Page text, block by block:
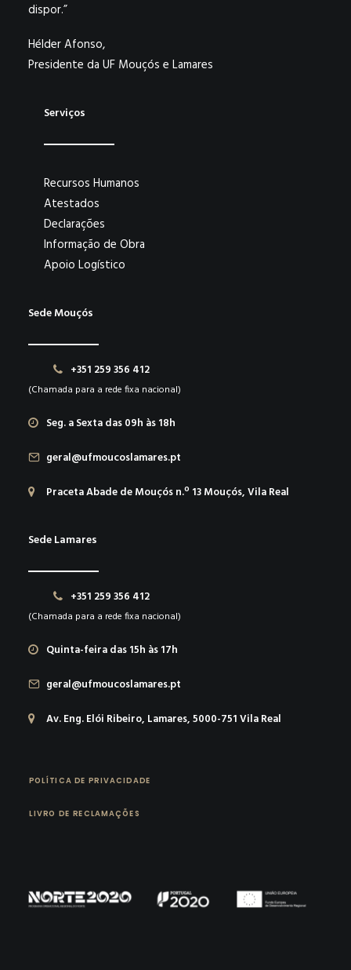
dispor.”
Hélder Afonso,
Presidente da UF Mouçós e Lamares
Serviços
Recursos Humanos
Atestados
Declarações
Informação de Obra
Apoio Logístico
Sede Mouçós
+351 259 356 412
(Chamada para a rede fixa nacional)
Seg. a Sexta das 09h às 18h
geral@ufmoucoslamares.pt
Praceta Abade de Mouçós n.º 13 Mouçós, Vila Real
Sede Lamares
+351 259 356 412
(Chamada para a rede fixa nacional)
Quinta-feira das 15h às 17h
geral@ufmoucoslamares.pt
Av. Eng. Elói Ribeiro, Lamares, 5000-751 Vila Real
POLÍTICA DE PRIVACIDADE
LIVRO DE RECLAMAÇÕES